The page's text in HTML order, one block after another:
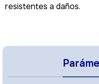
resistentes a daños.